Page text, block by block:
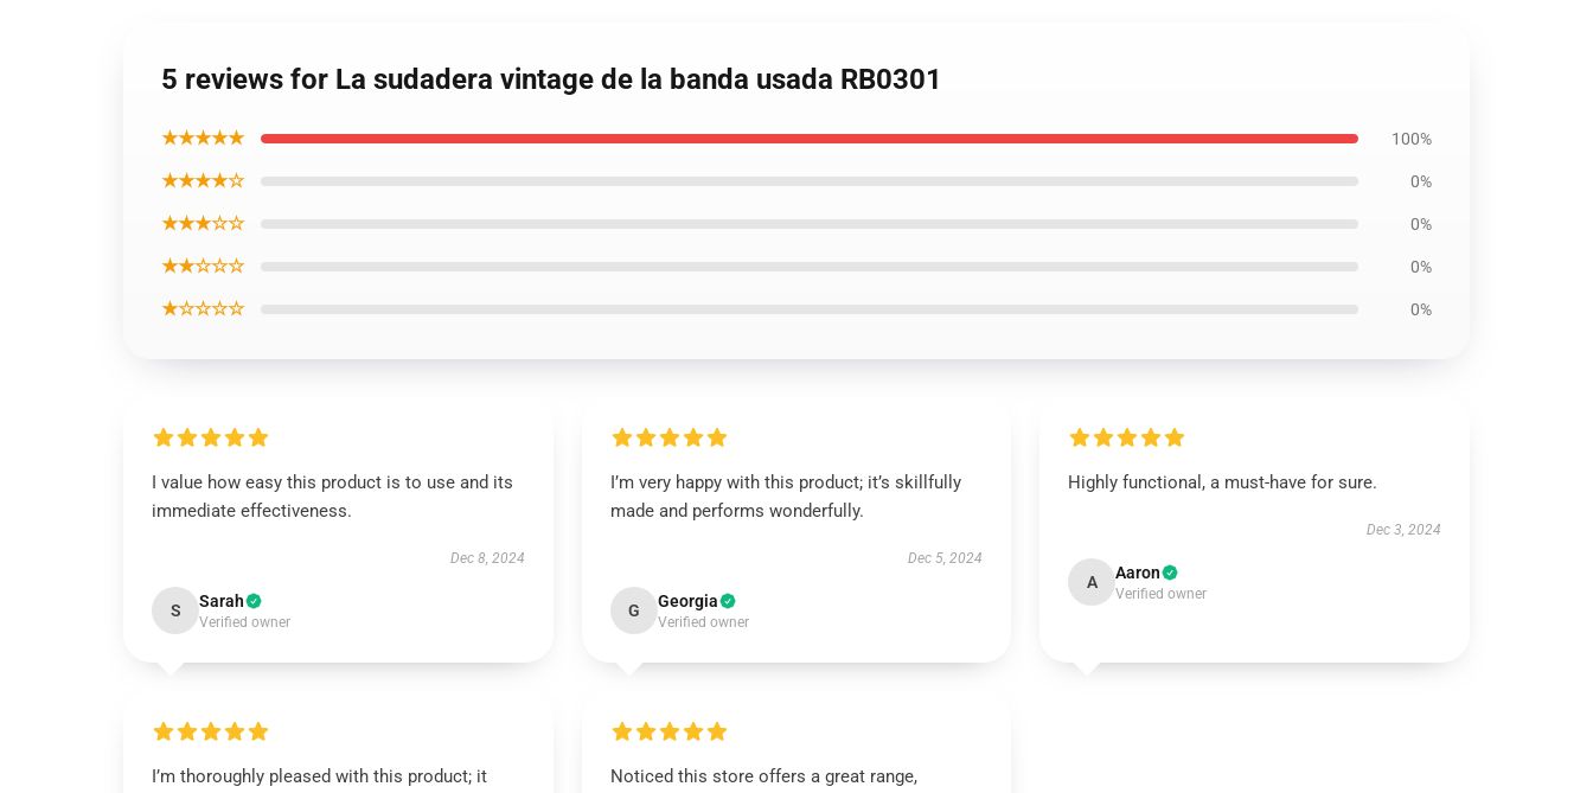
5 reviews for La sudadera vintage de la banda usada RB0301
★★★★★ 100%
★★★★☆ 0%
★★★☆☆ 0%
★★☆☆☆ 0%
★☆☆☆☆ 0%
I value how easy this product is to use and its
immediate effectiveness.
Dec 8, 2024
S Sarah
Verified owner
I’m very happy with this product; it’s skillfully
made and performs wonderfully.
Dec 5, 2024
G Georgia
Verified owner
Highly functional, a must-have for sure.
Dec 3, 2024
A Aaron
Verified owner
I’m thoroughly pleased with this product; it
Noticed this store offers a great range,